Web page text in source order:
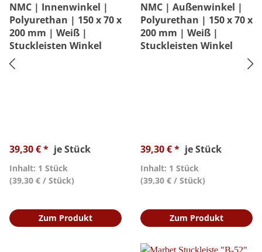
NMC | Innenwinkel |
Polyurethan | 150 x 70 x
200 mm | Weiß |
Stuckleisten Winkel
39,30 € * je Stück
Inhalt: 1 Stück
(39,30 € / Stück)
Zum Produkt
NMC | Außenwinkel |
Polyurethan | 150 x 70 x
200 mm | Weiß |
Stuckleisten Winkel
39,30 € * je Stück
Inhalt: 1 Stück
(39,30 € / Stück)
Zum Produkt